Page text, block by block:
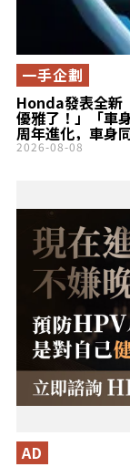
Honda發表全新
優雅了！」「車
周年進化，車身
23.8km」的「
一手企劃
2026-08-08
AD